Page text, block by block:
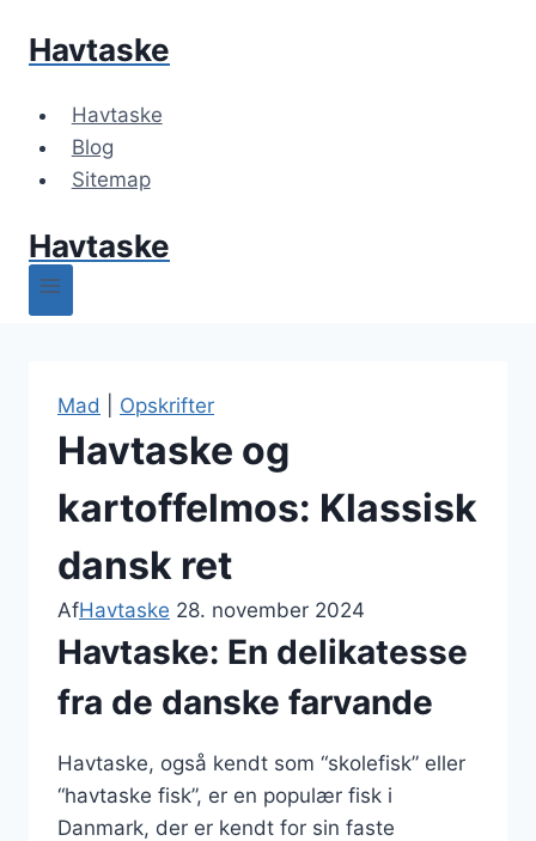
Havtaske
Havtaske
Blog
Sitemap
Havtaske
Mad Opskrifter
Havtaske og
kartoffelmos: Klassisk
dansk ret
AfHavtaske 28. november 2024
Havtaske: En delikatesse
fra de danske farvande
Havtaske, også kendt som “skolefisk” eller
“havtaske fisk”, er en populær fisk i
Danmark, der er kendt for sin faste